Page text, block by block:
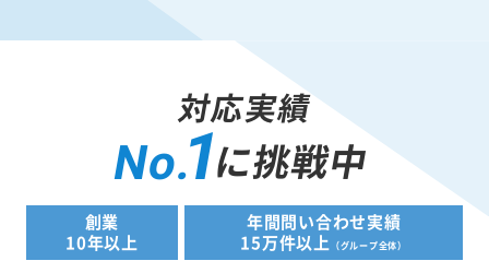
対応実績
No.1に挑戦中
創業
10年以上
年間問い合わせ実績
15万件以上
（グループ全体）